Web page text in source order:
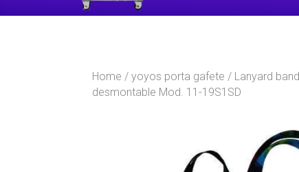
Home /yoyos porta gafete / Lanyard
desmontable Mod. 11-19S1SD